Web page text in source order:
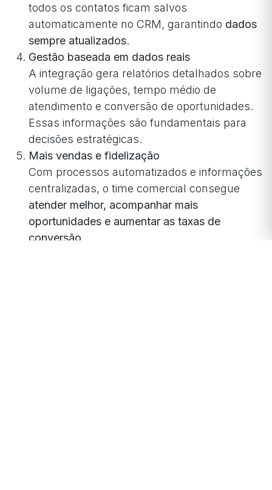
todos os contatos ficam salvos
automaticamente no CRM, garantindo dados
sempre atualizados.
Gestão baseada em dados reais
A integração gera relatórios detalhados sobre
volume de ligações, tempo médio de
atendimento e conversão de oportunidades.
Essas informações são fundamentais para
decisões estratégicas.
Mais vendas e fidelização
Com processos automatizados e informações
centralizadas, o time comercial consegue
atender melhor, acompanhar mais
oportunidades e aumentar as taxas de
conversão